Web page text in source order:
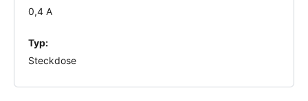
0,4 A
Typ:
Steckdose